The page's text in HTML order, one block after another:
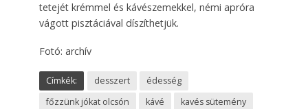
tetejét krémmel és kávészemekkel, némi apróra
vágott pisztáciával díszíthetjük.
Fotó: archív
Címkék: desszert
édesség
főzzünk jókat olcsón
kávé
kavés sütemény